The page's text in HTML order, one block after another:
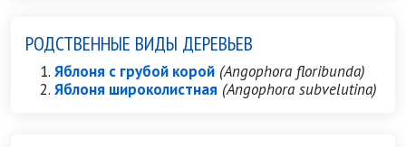
РОДСТВЕННЫЕ ВИДЫ ДЕРЕВЬЕВ
Яблоня с грубой корой (Angophora floribunda)
Яблоня широколистная (Angophora subvelutina)